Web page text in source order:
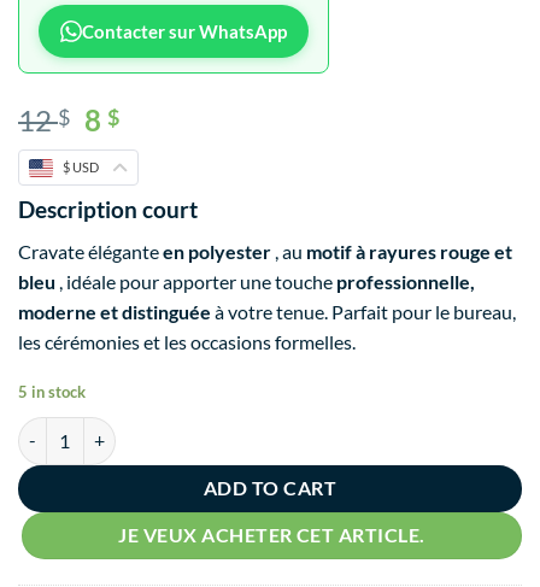
Contacter sur WhatsApp
12$ 8$
$ USD
Description court
Cravate éléganteen polyester , au motif à rayures rouge et
bleu , idéale pour apporter une touche professionnelle,
moderne et distinguée à votre tenue. Parfait pour le bureau,
les cérémonies et les occasions formelles.
5 in stock
ADD TO CART
JE VEUX ACHETER CET ARTICLE.